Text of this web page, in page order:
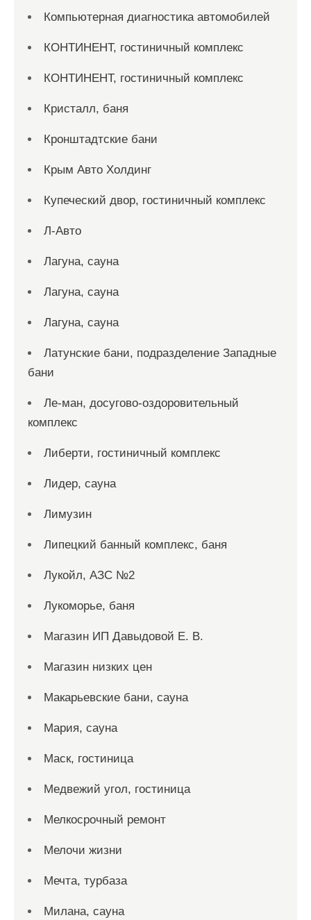
Компьютерная диагностика автомобилей
КОНТИНЕНТ, гостиничный комплекс
КОНТИНЕНТ, гостиничный комплекс
Кристалл, баня
Кронштадтские бани
Крым Авто Холдинг
Купеческий двор, гостиничный комплекс
Л-Авто
Лагуна, сауна
Лагуна, сауна
Лагуна, сауна
Латунские бани, подразделение Западные
бани
Ле-ман, досугово-оздоровительный
комплекс
Либерти, гостиничный комплекс
Лидер, сауна
Лимузин
Липецкий банный комплекс, баня
Лукойл, АЗС №2
Лукоморье, баня
Магазин ИП Давыдовой Е. В.
Магазин низких цен
Макарьевские бани, сауна
Мария, сауна
Маск, гостиница
Медвежий угол, гостиница
Мелкосрочный ремонт
Мелочи жизни
Мечта, турбаза
Милана, сауна